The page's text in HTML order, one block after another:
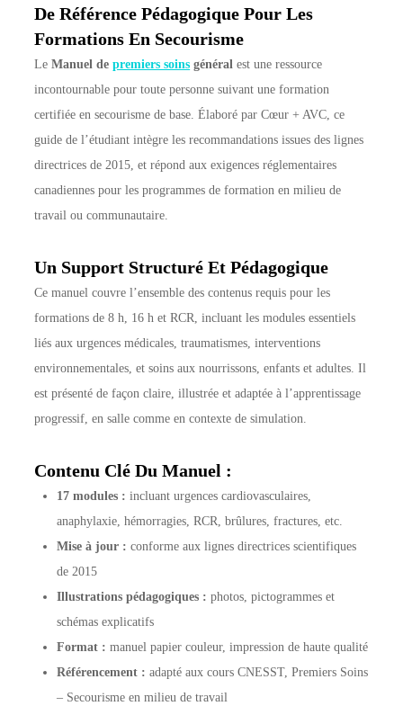
De Référence Pédagogique Pour Les
Formations En Secourisme
LeManuel depremiers soins général est une ressource
incontournable pour toute personne suivant une formation
certifiée en secourisme de base. Élaboré par Cœur + AVC, ce
guide de l’étudiant intègre les recommandations issues des lignes
directrices de 2015, et répond aux exigences réglementaires
canadiennes pour les programmes de formation en milieu de
travail ou communautaire.
Un Support Structuré Et Pédagogique
Ce manuel couvre l’ensemble des contenus requis pour les
formations de 8 h, 16 h et RCR, incluant les modules essentiels
liés aux urgences médicales, traumatismes, interventions
environnementales, et soins aux nourrissons, enfants et adultes. Il
est présenté de façon claire, illustrée et adaptée à l’apprentissage
progressif, en salle comme en contexte de simulation.
Contenu Clé Du Manuel :
17 modules : incluant urgences cardiovasculaires,
anaphylaxie, hémorragies, RCR, brûlures, fractures, etc.
Mise à jour : conforme aux lignes directrices scientifiques
de 2015
Illustrations pédagogiques : photos, pictogrammes et
schémas explicatifs
Format : manuel papier couleur, impression de haute qualité
Référencement : adapté aux cours CNESST, Premiers Soins
– Secourisme en milieu de travail